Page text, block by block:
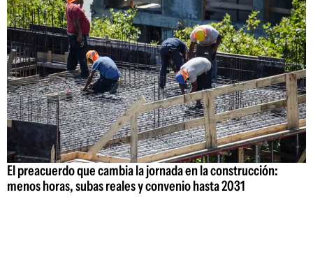
El preacuerdo que cambia la jornada en la construcción:
menos horas, subas reales y convenio hasta 2031